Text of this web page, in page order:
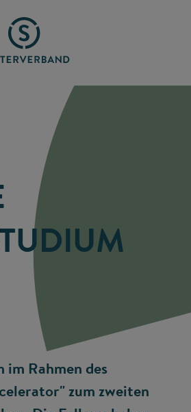
Rahmen des
zum zweiten